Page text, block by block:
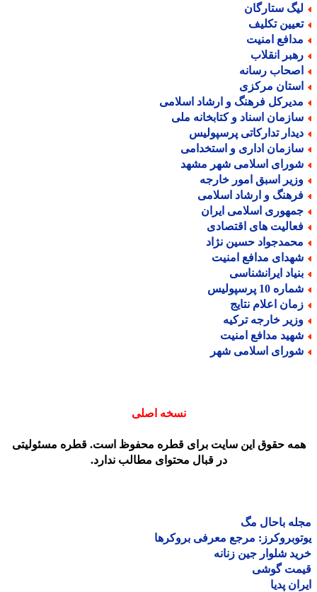
ستارگان
تکلیف
امنیت
انقلاب
رسانه
مرکزی
فرهنگ و ارشاد اسلامی
اسناد و کتابخانه ملی
تدارکاتی پرسپولیس
اداری و استخدامی
اسلامی شهر مشهد
اسبق امور خارجه
و ارشاد اسلامی
اسلامی ایران
های اقتصادی
حسین نژاد
مدافع امنیت
ایرانشناسی
10 پرسپولیس
اعلام نتایج
خارجه ترکیه
مدافع امنیت
اسلامی شهر
نسخه اصلی
حقوق این سایت برای قطره محفوظ است. قطره مسئولیتی
در قبال محتوای مطالب ندارد.
باحال مگ
مرجع معرفی بروکرها
شلوار جین زنانه
گوشی
پدیا